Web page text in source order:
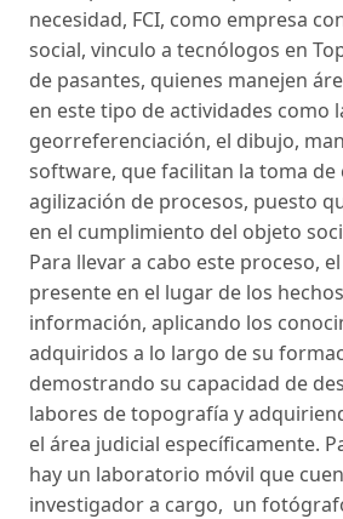
necesidad, FCI, como empresa
social, vinculo a tecnólogos en
de pasantes, quienes manejen
en este tipo de actividades como
georreferenciación, el dibujo,
software, que facilitan la toma de
agilización de procesos, puesto
en el cumplimiento del objeto
Para llevar a cabo este proceso,
presente en el lugar de los
información, aplicando los
adquiridos a lo largo de su
demostrando su capacidad de
labores de topografía y
el área judicial específicamente.
hay un laboratorio móvil que
investigador a cargo, un